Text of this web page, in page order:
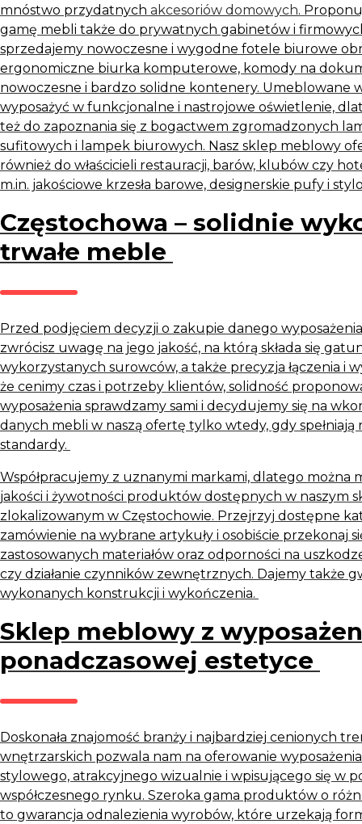
mnóstwo przydatnych akcesoriów domowych.
gamę mebli także do prywatnych gabinetów i
sprzedajemy nowoczesne i wygodne fotele biurowe
ergonomiczne biurka komputerowe, komody na
nowoczesne i bardzo solidne kontenery. Umeblowane
wyposażyć w funkcjonalne i nastrojowe oświetlenie,
też do zapoznania się z bogactwem zgromadzonych
sufitowych i lampek biurowych. Nasz sklep meblowy
również do właścicieli restauracji, barów, klubów czy
m.in. jakościowe krzesła barowe, designerskie pufy i
Częstochowa – solidnie
trwałe meble
Przed podjęciem decyzji o zakupie danego
zwrócisz uwagę na jego jakość, na którą składa się
wykorzystanych surowców, a także precyzja łączenia i
że cenimy czas i potrzeby klientów, solidność
wyposażenia sprawdzamy sami i decydujemy się na
danych mebli w naszą ofertę tylko wtedy, gdy spełniają
standardy.
Współpracujemy z uznanymi markami, dlatego można
jakości i żywotności produktów dostępnych w naszym
zlokalizowanym w Częstochowie. Przejrzyj dostępne
zamówienie na wybrane artykuły i osobiście przekonaj
zastosowanych materiałów oraz odporności na
czy działanie czynników zewnętrznych. Dajemy także
wykonanych konstrukcji i wykończenia.
Sklep meblowy z
ponadczasowej estetyce
Doskonała znajomość branży i najbardziej cenionych
wnętrzarskich pozwala nam na oferowanie
stylowego, atrakcyjnego wizualnie i wpisującego się w
współczesnego rynku. Szeroka gama produktów o
to gwarancja odnalezienia wyrobów, które urzekają